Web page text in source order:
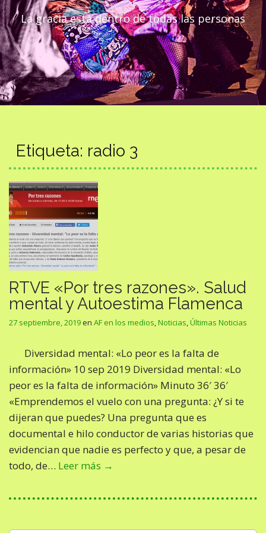
La gracia está dentro de todas las personas
Etiqueta: radio 3
RTVE «Por tres razones». Salud
mental y Autoestima Flamenca
27 septiembre, 2019en AF en los medios,Noticias,Últimas Noticias
Diversidad mental: «Lo peor es la falta de
información» 10 sep 2019 Diversidad mental: «Lo
peor es la falta de información» Minuto 36′ 36′
«Emprendemos el vuelo con una pregunta: ¿Y si te
dijeran que puedes? Una pregunta que es
documental e hilo conductor de varias historias que
evidencian que nadie es perfecto y que, a pesar de
todo, de… Leer más →